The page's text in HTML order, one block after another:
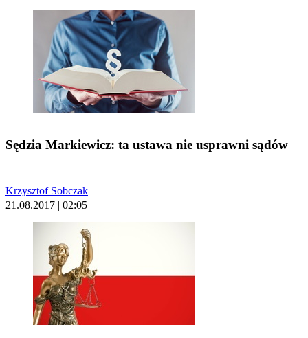
Sędzia Markiewicz: ta ustawa nie usprawni sądów
Krzysztof Sobczak
21.08.2017 | 02:05